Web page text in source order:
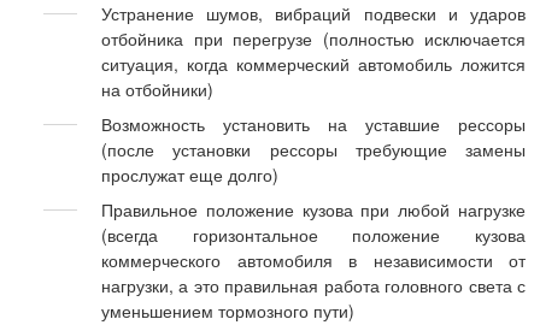
Устранение шумов, вибраций подвески и ударов
отбойника при перегрузе (полностью исключается
ситуация, когда коммерческий автомобиль ложится
на отбойники)
Возможность установить на уставшие рессоры
(после установки рессоры требующие замены
прослужат еще долго)
Правильное положение кузова при любой нагрузке
(всегда горизонтальное положение кузова
коммерческого автомобиля в независимости от
нагрузки, а это правильная работа головного света с
уменьшением тормозного пути)